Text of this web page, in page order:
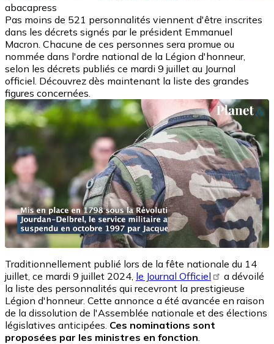
abacapress
Pas moins de 521 personnalités viennent d'être inscrites
dans les décrets signés par le président Emmanuel
Macron. Chacune de ces personnes sera promue ou
nommée dans l'ordre national de la Légion d'honneur,
selon les décrets publiés ce mardi 9 juillet au Journal
officiel. Découvrez dès maintenant la liste des grandes
figures concernées.
Traditionnellement publié lors de la fête nationale du 14
juillet, ce mardi 9 juillet 2024, le Journal Officiel
a dévoilé
la liste des personnalités qui recevront la prestigieuse
Légion d'honneur. Cette annonce a été avancée en raison
de la dissolution de l'Assemblée nationale et des élections
législatives anticipées. Ces nominations sont
proposées par les ministres en fonction